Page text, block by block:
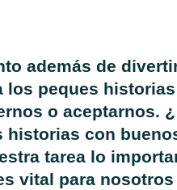
además de
los peques
o aceptarnos.
historias con
tarea lo
vital para